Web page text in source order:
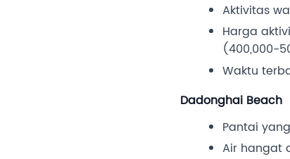
Aktivitas
Harga
(400,000-
Waktu
Dadonghai Beach
Pantai
Air hangat